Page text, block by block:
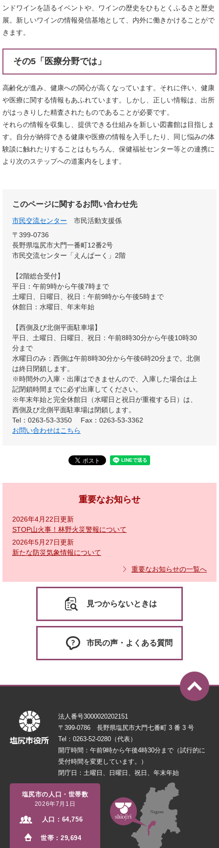
ンドワインを語るイベントや、ワインの歴史をひもとくふるさと歴史
展。新しいワインの情報発信基地として、内外に働きかけることがで
きます。
その5「医療分野では」
高齢化が進み、健康への関心が高くなっています。それに伴い、健康
や医療に関する情報もあふれています。しかし、正しい情報は、出所
がはっきりした精査されたものであることが必要です。
それらの情報を収集し、提供できる仕組みを新しい図書館は目指しま
す。自分が納得できる健康や医療の情報を入手したり、同じ悩みの体
験談に触れたりすることはもちろん、保健福祉センター等との連携に
より次のステップへの道案内をします。
このページに関するお問い合わせ先
市民交流センター
市民活動支援係
〒399-0736
長野県塩尻市大門一番町12番2号
市民交流センター「えんぱーく」2階
【2階総合受付】
平日：午前9時から午後7時まで
土曜日、日曜日、祝日：午前9時から午後5時まで
休館日：水曜日、年末年始
【西側及び北側平面駐車場】
平日、土曜日、日曜日、祝日：午前8時30分から午後10時30
分まで
水曜日のみ：西側は午前8時30分から午後6時20分まで。北側
は終日閉鎖します。
※時間外の入庫・出庫はできませんので、入庫した場合は上
記閉鎖時間までに必ず出庫してください。
※年末年始と完全休館日（水曜日と祝日が重複する日）は、
西側及び北側平面駐車場は閉鎖します。
Tel：0263-53-3350
Fax：0263-53-3362
お問い合わせはこちら
重要なお知らせ
2026年4月22日更新
STOP山火事！林野火災警報について
2026年5月27日更新
新たな防災気象情報について
重要なお知らせの一覧へ
見つからないときは
市民の声・よくある質問
法人番号3000020202151
〒399-0786 長野県塩尻市大門七番町 3 番 3 号
Tel：0263-52-0280（代表）
開庁時間：午前9時から午後4時30分まで（試行的に
受付時間を変更しています。）
閉庁日：土曜日、日曜日、祝日、年末年始
塩尻市の人口・世帯数
2026年7月1日
人口： 64,756
世帯：29,694